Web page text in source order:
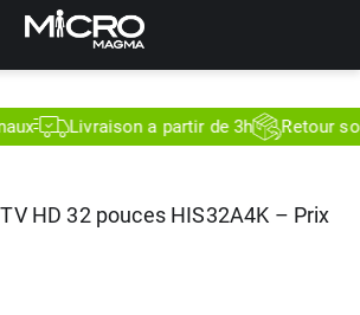
Livraison a partir de 3h Retour sous
HD 32 pouces HIS32A4K – Prix